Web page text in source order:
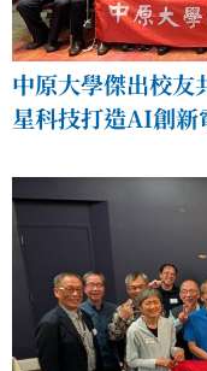
中原大學傑出校
星科技打造AI創新